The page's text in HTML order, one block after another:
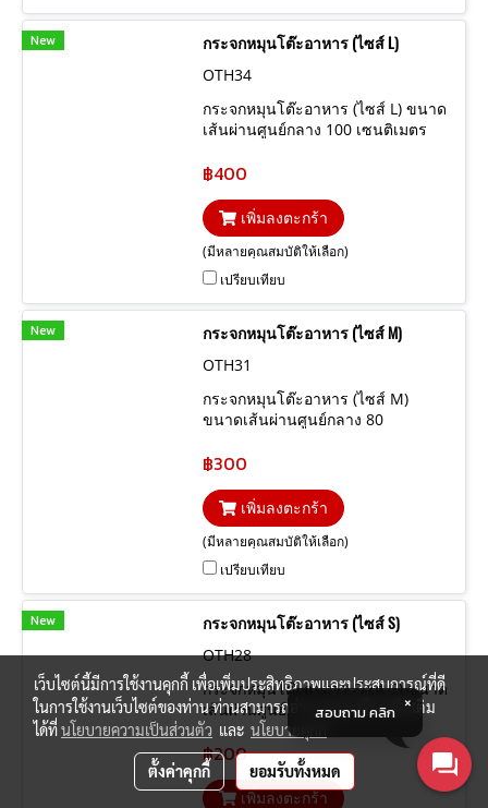
New
กระจกหมุนโต๊ะอาหาร (ไซส์ L)
OTH34
กระจกหมุนโต๊ะอาหาร (ไซส์ L) ขนาด
เส้นผ่านศูนย์กลาง 100 เซนติเมตร
฿400
เพิ่มลงตะกร้า
(มีหลายคุณสมบัติให้เลือก)
เปรียบเทียบ
New
กระจกหมุนโต๊ะอาหาร (ไซส์ M)
OTH31
กระจกหมุนโต๊ะอาหาร (ไซส์ M)
ขนาดเส้นผ่านศูนย์กลาง 80
฿300
เพิ่มลงตะกร้า
(มีหลายคุณสมบัติให้เลือก)
เปรียบเทียบ
New
กระจกหมุนโต๊ะอาหาร (ไซส์ S)
OTH28
กระจกหมุนโต๊ะอาหาร (ไซส์ S) ขนาด
เส้นผ่านศูนย์กลาง 60 เซนติเมตร
ความหนากระจก 15 มิล
฿200
เพิ่มลงตะกร้า
เว็บไซต์นี้มีการใช้งานคุกกี้ เพื่อเพิ่มประสิทธิภาพและประสบการณ์ที่ดี
ในการใช้งานเว็บไซต์ของท่าน ท่านสามารถอ่านรายละเอียดเพิ่มเติม
ได้ที่นโยบายความเป็นส่วนตัว และ นโยบายคุกกี้
ตั้งค่าคุกกี้ ยอมรับทั้งหมด
สอบถาม คลิก